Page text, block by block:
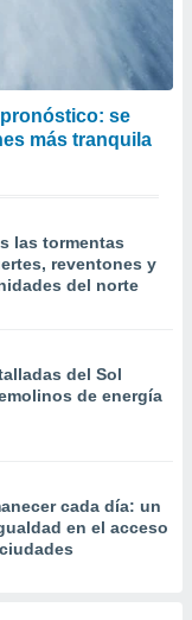
pronóstico: se
más tranquila
las tormentas
reventones y
del norte
del Sol
de energía
cada día: un
en el acceso